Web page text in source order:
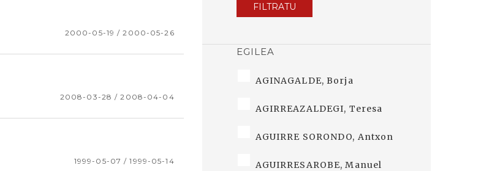
2000-05-19 / 2000-05-26
2008-03-28 / 2008-04-04
1999-05-07 / 1999-05-14
FILTRATU
EGILEA
AGINAGALDE, Borja
AGIRREAZALDEGI, Teresa
AGUIRRE SORONDO, Antxon
AGUIRRESAROBE, Manuel